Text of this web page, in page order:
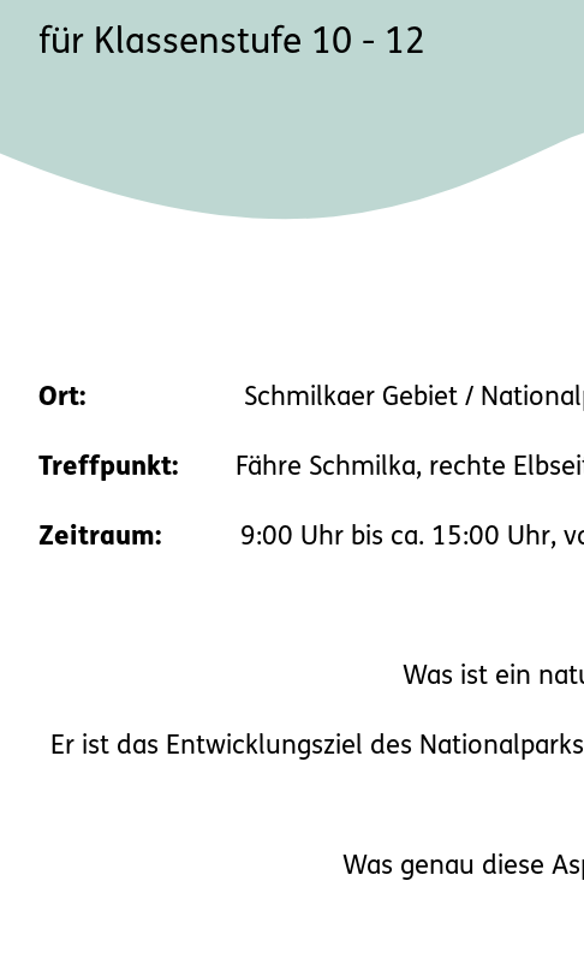
für Klassenstufe 10 - 12
Ort: Schmilkaer Gebiet / Nationalpark
Treffpunkt: Fähre Schmilka, rechte
Zeitraum: 9:00 Uhr bis ca. 15:00 Uhr,
Was ist ein
Er ist das Entwicklungsziel des
Was genau diese